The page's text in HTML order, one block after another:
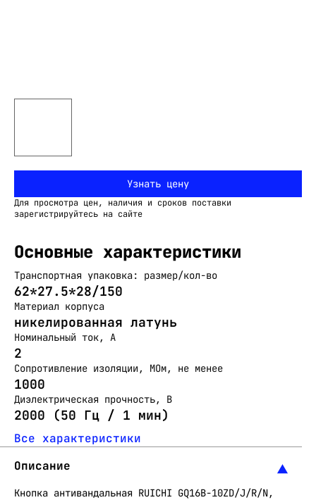
Узнать цену
Для просмотра цен, наличия и сроков поставки
зарегистрируйтесь на сайте
Основные характеристики
Транспортная упаковка: размер/кол-во
62*27.5*28/150
Материал корпуса
никелированная латунь
Номинальный ток, А
2
Сопротивление изоляции, МОм, не менее
1000
Диэлектрическая прочность, В
2000 (50 Гц / 1 мин)
Все характеристики
Описание
Кнопка антивандальная RUICHI GQ16B-10ZD/J/R/N,